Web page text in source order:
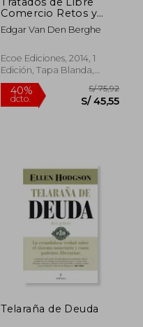
Comercio Retos y
Oportunidades
Edgar Van Den Berghe
Ecoe Ediciones, 2014, 1
Edición, Tapa Blanda,
Nuevo
40%
dcto.
Telaraña de Deuda